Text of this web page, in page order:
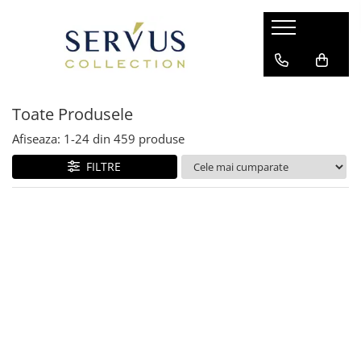
Toate Produsele
Afiseaza: 1-24 din 459 produse
FILTRE